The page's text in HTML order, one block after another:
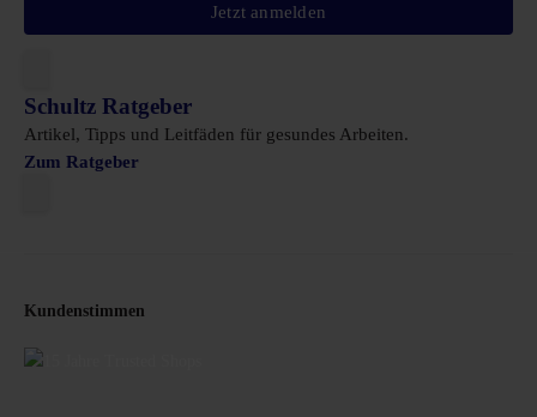
Jetzt anmelden
Schultz Ratgeber
Artikel, Tipps und Leitfäden für gesundes Arbeiten.
Zum Ratgeber
Kundenstimmen